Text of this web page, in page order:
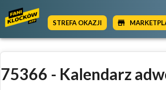
STREFA OKAZJI
75366 - Kalendarz